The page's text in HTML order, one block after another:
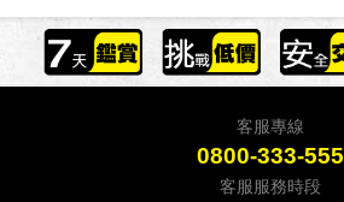
客服專線
0800-333-555
客服服務時段